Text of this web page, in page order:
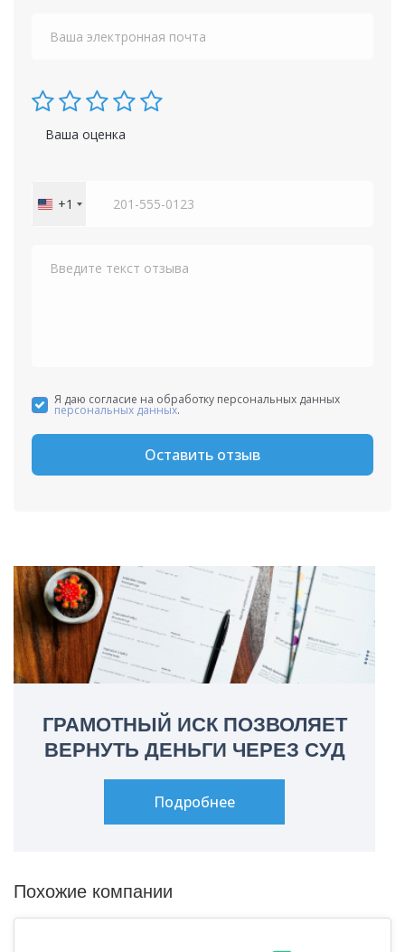
Ваша оценка
United
+1
Я даю согласие на обработку персональных данных
персональных данных.
Оставить отзыв
ГРАМОТНЫЙ ИСК ПОЗВОЛЯЕТ
ВЕРНУТЬ ДЕНЬГИ ЧЕРЕЗ СУД
Подробнее
Похожие компании